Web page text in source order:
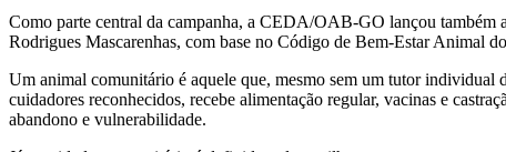
Como parte central da campanha, a CEDA/OAB-GO lançou
Rodrigues Mascarenhas, com base no Código de Bem-Estar Animal
Um animal comunitário é aquele que, mesmo sem um tutor
cuidadores reconhecidos, recebe alimentação regular, vacinas e
abandono e vulnerabilidade.